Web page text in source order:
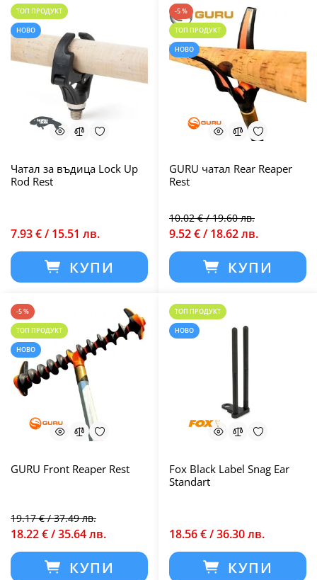
ТОП ПРОДУКТ
НОВО
Чатал за въдица Lock Up
Rod Rest
7.93 € / 15.51 лв.
КУПИ
-5 %
ТОП ПРОДУКТ
НОВО
GURU чaтал Rear Reaper
Rest
10.02 € / 19.60 лв.
9.52 € / 18.62 лв.
КУПИ
-5 %
ТОП ПРОДУКТ
НОВО
GURU Front Reaper Rest
19.17 € / 37.49 лв.
18.22 € / 35.64 лв.
КУПИ
ТОП ПРОДУКТ
НОВО
Fox Black Label Snag Ear
Standart
18.56 € / 36.30 лв.
КУПИ